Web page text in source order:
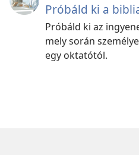
Próbáld ki a
Próbáld ki az
mely során
egy oktatótól.